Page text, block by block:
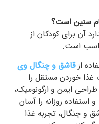
سنین است؟
آن برای کودکان از
است.
ازقاشق و چنگال وی
غذا خوردن مستقل را
ایمن و ارگونومیک،
روزانه را آسان
و چنگال، تجربه غذا